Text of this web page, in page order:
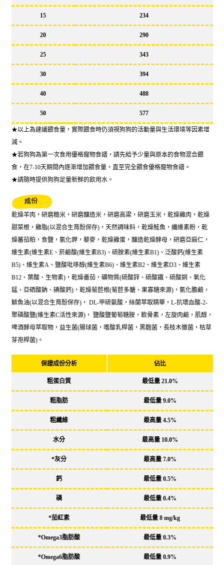
15 234
20 290
25 343
30 394
40 488
50 577
★以上為建議餵食量，實際餵食時仍須視狗狗的活動量與生活環境等因素增
減。
★若狗狗為第一次食用優格寵物食譜，請先給予少量與原本的食物混合餵
食，在7-10天期間內逐漸增加餵食量，直至完全餵食優格寵物食譜。
★請隨時提供狗狗足量新鮮的飲用水。
乾燥羊肉，研磨糙米，研磨釀造米，研磨高粱，研磨玉米，乾燥雞肉，乾燥
甜菜根，雞脂(以混合生育酚保存)，天然調味料，乾燥鮭魚，纖維素粉，乾
燥蕃茄粕，食鹽，氯化鉀，藜麥，乾燥雞蛋，釀造乾燥酵母，研磨亞麻仁，
維生素(維生素E、菸鹼酸(維生素B3)、硫胺素(維生素B1)、泛酸鈣(維生素
B5)、維生素A、鹽酸吡哆醇(維生素B6)、維生素B2、維生素D3、維生素
B12、葉酸、生物素)，乾燥番茄，礦物質(硫酸鋅、硫酸鐵、硫酸銅、氧化
錳、亞硒酸鈉、碘酸鈣)，乾燥菊苣根(菊苣多醣、果寡糖來源)，氯化膽鹼，
鯡魚油(以混合生育酚保存)， DL-甲硫氨酸，絲蘭萃取精華，L-抗壞血酸-2-
聚磷酸鹽(維生素C活性來源)， 鹽酸鹽葡萄糖胺，軟骨素，左旋肉鹼，肌醇，
啤酒酵母萃取物，益生菌(腸球菌，嗜酸乳桿菌，黑麴菌，長枝木黴菌，枯草
芽孢桿菌)。
保證成份分析 佔比
粗蛋白質 最低量 21.0%
粗脂肪 最低量 9.0%
粗纖維 最高量 4.5%
水分 最高量 10.0%
*灰分 最高量 7.0%
鈣 最低量 0.5%
磷 最低量 0.4%
*茄紅素 最低量 8 mg/kg
*Omega3脂肪酸 最低量 0.3%
*Omega6脂肪酸 最低量 0.9%